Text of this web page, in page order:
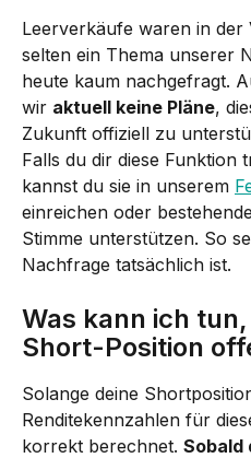
Leerverkäufe waren in der
selten ein Thema unserer
heute kaum nachgefragt.
wir aktuell keine Pläne,
Zukunft offiziell zu
Falls du dir diese Funktion
kannst du sie in unserem
einreichen oder
Stimme unterstützen. So
Nachfrage tatsächlich ist.
Was kann ich
Short-Position
Solange deine
Renditekennzahlen für
korrekt berechnet. Sobald